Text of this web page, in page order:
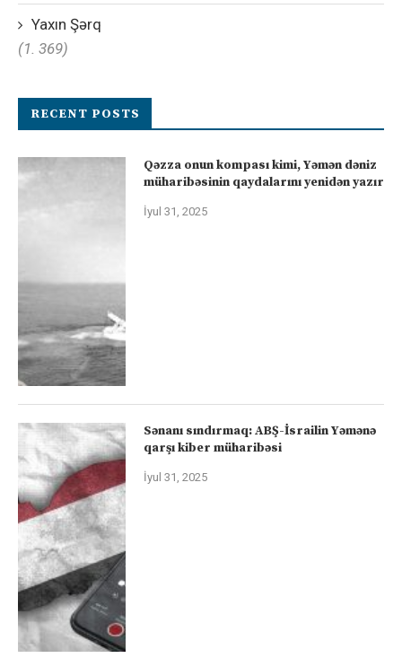
Yaxın Şərq
(1. 369)
RECENT POSTS
Qəzza onun kompası kimi, Yəmən dəniz
müharibəsinin qaydalarını yenidən yazır
İyul 31, 2025
Sənanı sındırmaq: ABŞ-İsrailin Yəmənə
qarşı kiber müharibəsi
İyul 31, 2025